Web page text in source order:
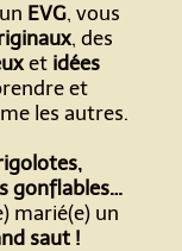
EVG, vous
, des
et idées
et
les autres.
gonflables…
marié(e) un
saut !